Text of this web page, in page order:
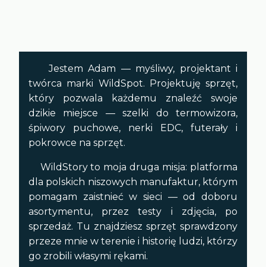
Jestem Adam — myśliwy, projektant i
twórca marki WildSpot. Projektuję sprzęt,
który pozwala każdemu znaleźć swoje
dzikie miejsce — szelki do termowizora,
śpiwory puchowe, nerki EDC, futerały i
pokrowce na sprzęt.
WildStory to moja druga misja: platforma
dla polskich niszowych manufaktur, którym
pomagam zaistnieć w sieci — od doboru
asortymentu, przez testy i zdjęcia, po
sprzedaż. Tu znajdziesz sprzęt sprawdzony
przeze mnie w terenie i historię ludzi, którzy
go zrobili własymi rękami.